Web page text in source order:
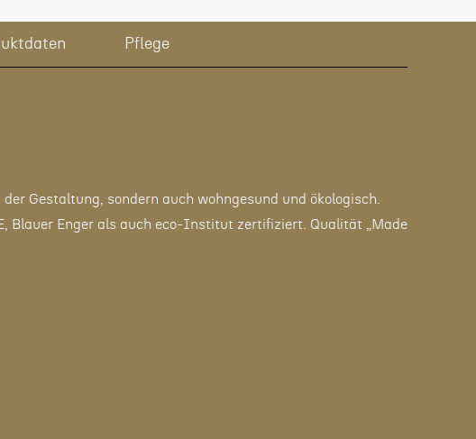
Pflege
Gestaltung, sondern auch wohngesund und ökologisch.
Blauer Enger als auch eco-Institut zertifiziert. Qualität „Made